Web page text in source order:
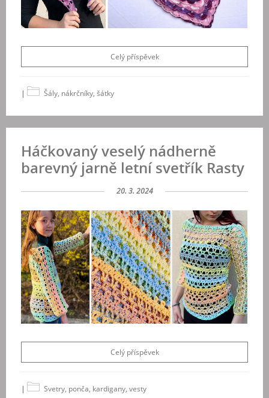
Celý příspěvek
| Šály, nákrčníky, šátky
Háčkovaný veselý nádherně
barevný jarně letní svetřík Rasty
20. 3. 2024
Celý příspěvek
| Svetry, ponča, kardigany, vesty